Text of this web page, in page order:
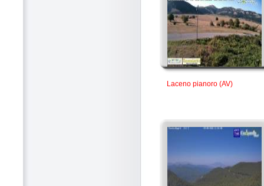
Laceno pianoro (AV)